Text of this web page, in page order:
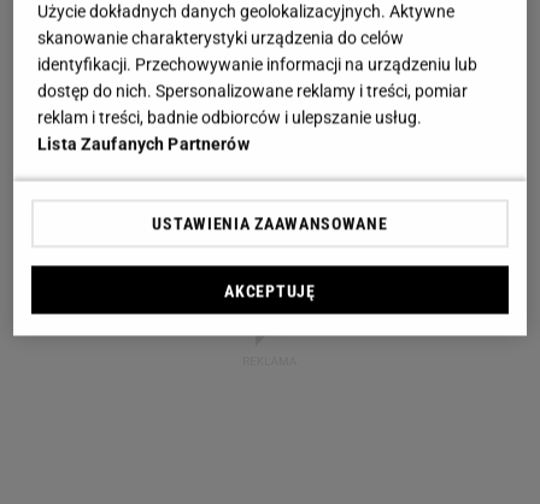
Użycie dokładnych danych geolokalizacyjnych. Aktywne
skanowanie charakterystyki urządzenia do celów
identyfikacji. Przechowywanie informacji na urządzeniu lub
dostęp do nich. Spersonalizowane reklamy i treści, pomiar
reklam i treści, badnie odbiorców i ulepszanie usług.
Lista Zaufanych Partnerów
USTAWIENIA ZAAWANSOWANE
AKCEPTUJĘ